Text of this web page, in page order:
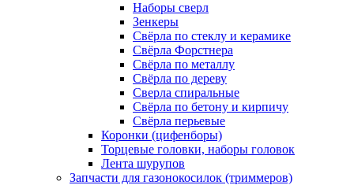
Наборы сверл
Зенкеры
Свёрла по стеклу и керамике
Свёрла Форстнера
Свёрла по металлу
Свёрла по дереву
Сверла спиральные
Свёрла по бетону и кирпичу
Свёрла перьевые
Коронки (цифенборы)
Торцевые головки, наборы головок
Лента шурупов
Запчасти для газонокосилок (триммеров)